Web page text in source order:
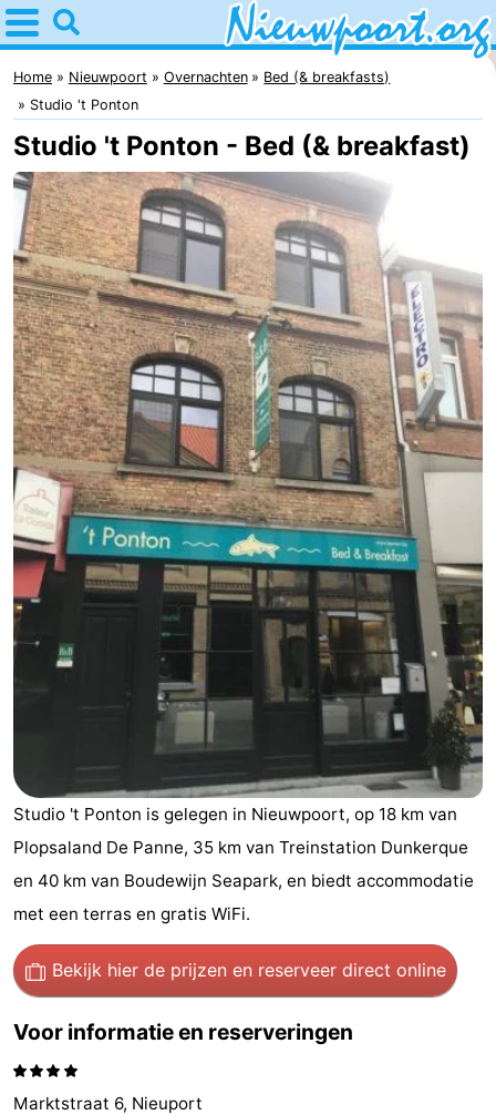
Home
Nieuwpoort
Tips
Voor
kinderen
Overnachten
Appartementen
-
Holiday
Suites
Nieuwpoort
-
Holiday
Suites
Westende
Bed
(&
breakfasts)
Campings
Hotels
Vakantiehuizen
-
Nieuwpoort
-
aan
zee
Westende
Last
minutes
Strand
Zien
&
doen
Bezienswaardigheden
-
Musea
-
Monumenten
-
Home Nieuwpoort Overnachten
Bed (& breakfasts)
Studio 't Ponton
Studio 't Ponton - Bed (& breakfast)
Studio 't Ponton is gelegen in Nieuwpoort, op 18 km van
Plopsaland De Panne, 35 km van Treinstation Dunkerque
en 40 km van Boudewijn Seapark, en biedt accommodatie
met een terras en gratis WiFi.
Bekijk hier de prijzen en reserveer direct online
Voor informatie en reserveringen
Marktstraat 6, Nieuport